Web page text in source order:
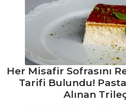
PILAV VE
MAKARNA
Glutensiz Kabak
Spagetti Tarifi,
Nasıl Yapılır?
Maklube Tarifi,
Her Misafir Sofrasını
Tarifi Bulundu!
Alınan